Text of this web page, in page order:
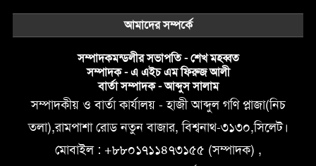
আমাদের সম্পর্কে
সম্পাদকমন্ডলীর সভাপতি - শেখ মহব্বত
সম্পাদক - এ এইচ এম ফিরুজ আলী
বার্তা সম্পাদক - আব্দুস সালাম
সম্পাদকীয় ও বার্তা কার্যালয় - হাজী আব্দুল গণি প্লাজা(নিচ
তলা),রামপাশা রোড নতুন বাজার, বিশ্বনাথ-৩১৩০,সিলেট।
মোবাইল : +৮৮০১৭১১৪৭৩১৫৫ (সম্পাদক) ,